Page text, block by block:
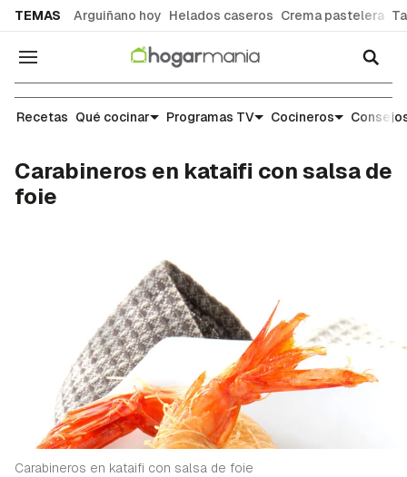
TEMAS Arguiñano hoy Helados caseros Crema pastelera
Navegación
Recetas
Recetas Qué cocinar Programas TV Cocineros
Carabineros en kataifi con salsa de
foie
Carabineros en kataifi con salsa de foie